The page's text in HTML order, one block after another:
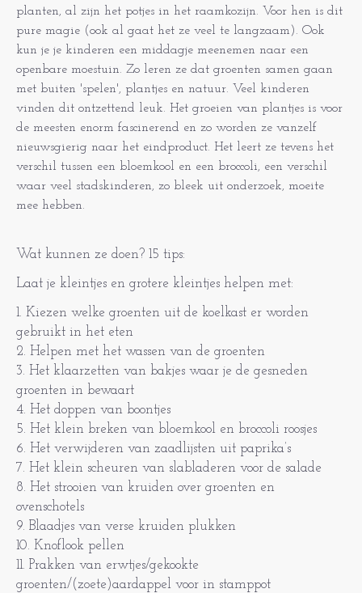
planten, al zijn het potjes in het raamkozijn. Voor hen is dit
pure magie (ook al gaat het ze veel te langzaam). Ook
kun je je kinderen een middagje meenemen naar een
openbare moestuin. Zo leren ze dat groenten samen gaan
met buiten 'spelen', plantjes en natuur. Veel kinderen
vinden dit ontzettend leuk. Het groeien van plantjes is voor
de meesten enorm fascinerend en zo worden ze vanzelf
nieuwsgierig naar het eindproduct. Het leert ze tevens het
verschil tussen een bloemkool en een broccoli, een verschil
waar veel stadskinderen, zo bleek uit onderzoek, moeite
mee hebben.
Wat kunnen ze doen? 15 tips:
Laat je kleintjes en grotere kleintjes helpen met:
1. Kiezen welke groenten uit de koelkast er worden
gebruikt in het eten
2. Helpen met het wassen van de groenten
3. Het klaarzetten van bakjes waar je de gesneden
groenten in bewaart
4. Het doppen van boontjes
5. Het klein breken van bloemkool en broccoli roosjes
6. Het verwijderen van zaadlijsten uit paprika’s
7. Het klein scheuren van slabladeren voor de salade
8. Het strooien van kruiden over groenten en
ovenschotels
9. Blaadjes van verse kruiden plukken
10. Knoflook pellen
11. Prakken van erwtjes/gekookte
groenten/(zoete)aardappel voor in stamppot